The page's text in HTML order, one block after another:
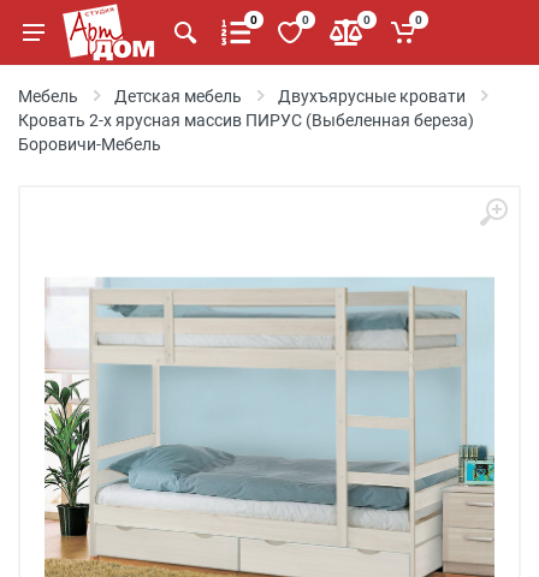
0 0 0 0
Мебель Детская мебель
Двухъярусные кровати
Кровать 2-х ярусная массив ПИРУС (Выбеленная береза)
Боровичи-Мебель